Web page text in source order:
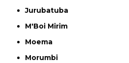
Jurubatuba
M'Boi Mirim
Moema
Morumbi